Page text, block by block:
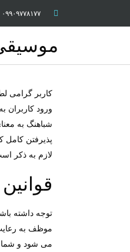
۰۹۹۰۹۷۷۸۱۷۷
کاربر گرامی
ورود
شباهنگ به
پذیرفتن کامل
لازم به ذکر
توجه داشته
موظف به
می شود و شما